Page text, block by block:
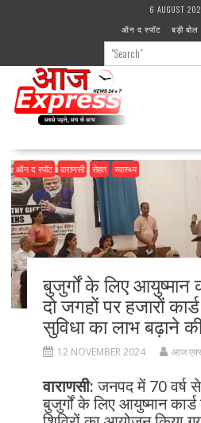
6 AUGUST
ऑन द स्पॉट
बड़ी बोल
ऑन द स्पॉट वाराणसी सेहत स्वास्थ्य
बुजुर्गों के लिए आयुष्मान
दो जगहों पर हजारों
सुविधा का लाभ बढ़ाने
12 NOVEMBER 2024 आज
वाराणसी:जनपद में 70 वर्ष
बुजुर्गों के लिए आयुष्मान